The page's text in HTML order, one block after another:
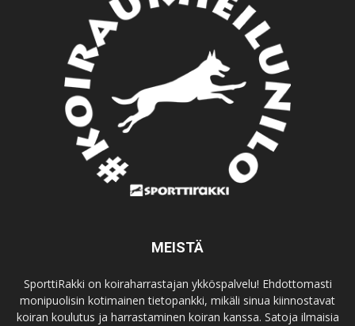
MEISTÄ
SporttiRakki on koiraharrastajan ykköspalvelu! Ehdottomasti
monipuolisin kotimainen tietopankki, mikäli sinua kiinnostavat
koiran koulutus ja harrastaminen koiran kanssa. Satoja ilmaisia